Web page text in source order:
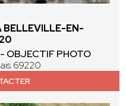
BELLEVILLE-EN-
OBJECTIF PHOTO
69220